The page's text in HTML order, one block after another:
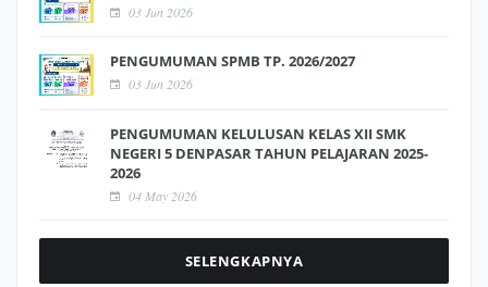
03 Jun 2026
PENGUMUMAN SPMB TP. 2026/2027
03 Jun 2026
PENGUMUMAN KELULUSAN KELAS XII SMK
NEGERI 5 DENPASAR TAHUN PELAJARAN 2025-
2026
04 May 2026
SELENGKAPNYA